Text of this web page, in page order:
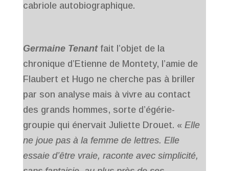
cabriole autobiographique.
Germaine Tenantfait l’objet de la
chronique d’Etienne de Montety, l’amie de
Flaubert et Hugo ne cherche pas à briller
par son analyse mais à vivre au contact
des grands hommes, sorte d’égérie-
groupie qui énervait Juliette Drouet. « Elle
ne joue pas à la femme de lettres. Elle
essaie d’être vraie, raconte avec simplicité,